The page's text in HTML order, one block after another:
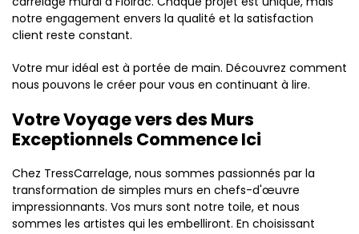
notre engagement envers la qualité et la satisfaction
client reste constant.
Votre mur idéal est à portée de main. Découvrez comment
nous pouvons le créer pour vous en continuant à lire.
Votre Voyage vers des Murs
Exceptionnels Commence Ici
Chez TressCarrelage, nous sommes passionnés par la
transformation de simples murs en chefs-d'œuvre
impressionnants. Vos murs sont notre toile, et nous
sommes les artistes qui les embelliront. En choisissant